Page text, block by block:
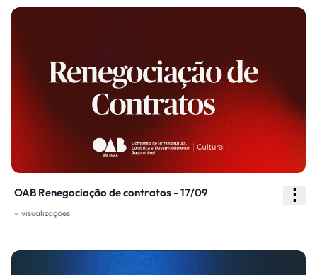
OAB Renegociação de contratos - 17/09 ⋮
– visualizações